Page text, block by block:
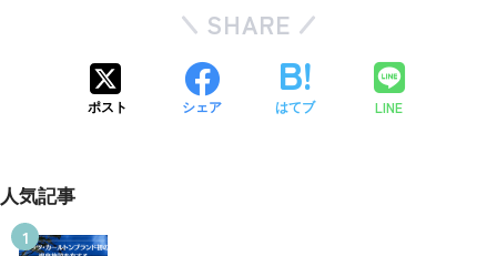
SHARE
ポスト シェア はてブ LINE
人気記事
1